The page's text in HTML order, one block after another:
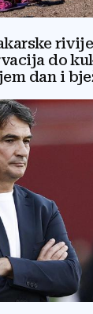
do
dan i